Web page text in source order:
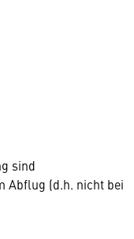
sind
Abflug (d.h. nicht bei